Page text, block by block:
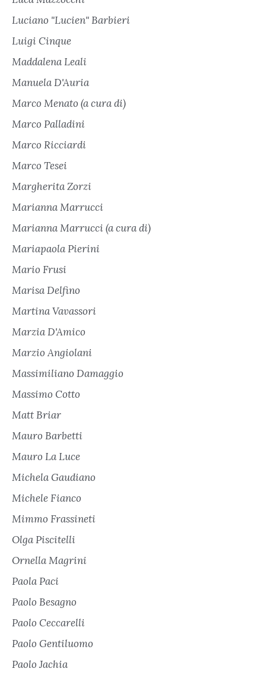
Luciano "Lucien" Barbieri
Luigi Cinque
Maddalena Leali
Manuela D'Auria
Marco Menato (a cura di)
Marco Palladini
Marco Ricciardi
Marco Tesei
Margherita Zorzi
Marianna Marrucci
Marianna Marrucci (a cura di)
Mariapaola Pierini
Mario Frusi
Marisa Delfino
Martina Vavassori
Marzia D'Amico
Marzio Angiolani
Massimiliano Damaggio
Massimo Cotto
Matt Briar
Mauro Barbetti
Mauro La Luce
Michela Gaudiano
Michele Fianco
Mimmo Frassineti
Olga Piscitelli
Ornella Magrini
Paola Paci
Paolo Besagno
Paolo Ceccarelli
Paolo Gentiluomo
Paolo Jachia